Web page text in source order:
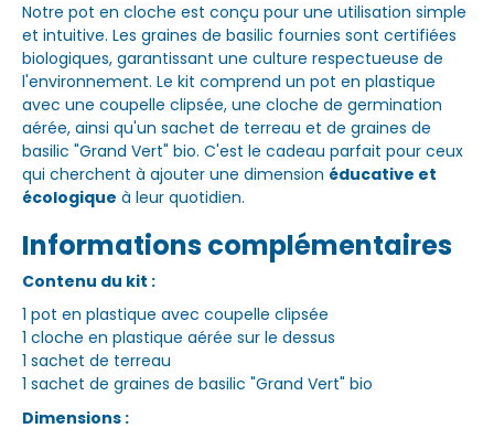
Notre pot en cloche est conçu pour une utilisation simple
et intuitive. Les graines de basilic fournies sont certifiées
biologiques, garantissant une culture respectueuse de
l'environnement. Le kit comprend un pot en plastique
avec une coupelle clipsée, une cloche de germination
aérée, ainsi qu'un sachet de terreau et de graines de
basilic "Grand Vert" bio. C'est le cadeau parfait pour ceux
qui cherchent à ajouter une dimension éducative et
écologique à leur quotidien.
Informations complémentaires
Contenu du kit :
1 pot en plastique avec coupelle clipsée
1 cloche en plastique aérée sur le dessus
1 sachet de terreau
1 sachet de graines de basilic "Grand Vert" bio
Dimensions :